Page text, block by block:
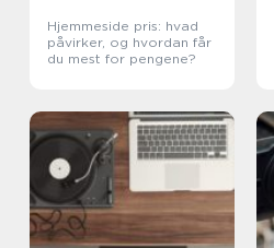
Hjemmeside pris: hvad
påvirker, og hvordan får
du mest for pengene?